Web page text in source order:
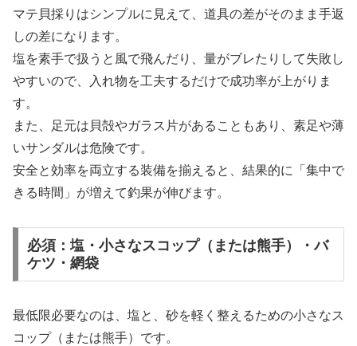
マテ貝採りはシンプルに見えて、道具の差がそのまま手返
しの差になります。
塩を素手で扱うと風で飛んだり、量がブレたりして失敗し
やすいので、入れ物を工夫するだけで成功率が上がりま
す。
また、足元は貝殻やガラス片があることもあり、素足や薄
いサンダルは危険です。
安全と効率を両立する装備を揃えると、結果的に「集中で
きる時間」が増えて釣果が伸びます。
必須：塩・小さなスコップ（または熊手）・バ
ケツ・網袋
最低限必要なのは、塩と、砂を軽く整えるための小さなス
コップ（または熊手）です。